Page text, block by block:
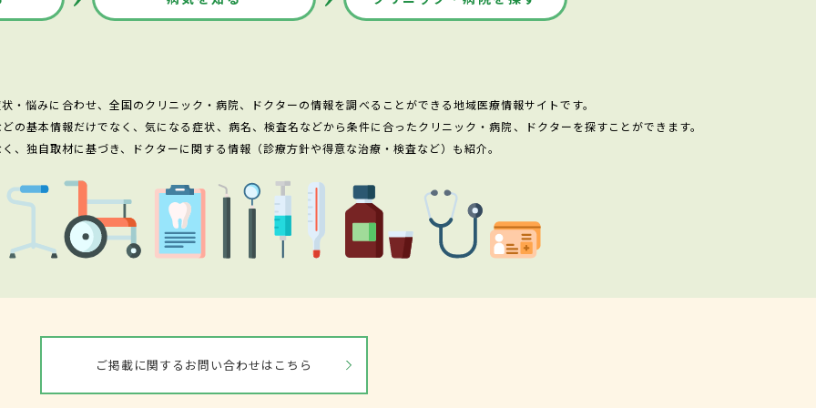
・悩みに合わせ、全国のクリニック・病院、ドクターの情報を調べることができる地域医療情報サイトです。
の基本情報だけでなく、気になる症状、病名、検査名などから条件に合ったクリニック・病院、ドクターを探すことができます。
、独自取材に基づき、ドクターに関する情報（診療方針や得意な治療・検査など）も紹介。
ご掲載に関するお問い合わせはこちら